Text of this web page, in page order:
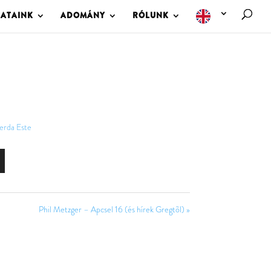
ADOMÁNY RÓLUNK
Este
Phil Metzger – Apcsel 16 (és hírek Gregtõl) »